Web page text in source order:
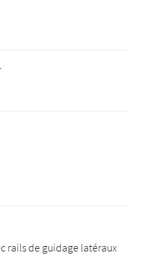
rails de guidage latéraux